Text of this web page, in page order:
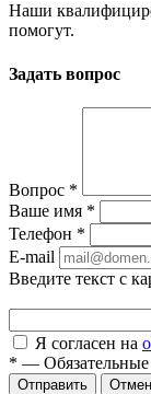
Наши
помогут.
Задать вопрос
Вопрос *
Ваше имя *
Телефон *
E-mail
Введите текст с
Я согласен на
* —